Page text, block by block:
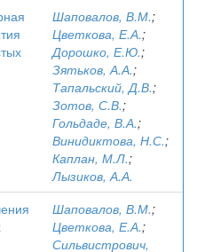
Шаповалов, В.М.;
Цветкова, Е.А.;
Дорошко, Е.Ю.;
Зятьков, А.А.;
Тапальский, Д.В.;
Зотов, С.В.;
Гольдаде, В.А.;
Винидиктова, Н.С.;
Каплан, М.Л.;
Лызиков, А.А.
Шаповалов, В.М.;
Цветкова, Е.А.;
Сильвистрович,